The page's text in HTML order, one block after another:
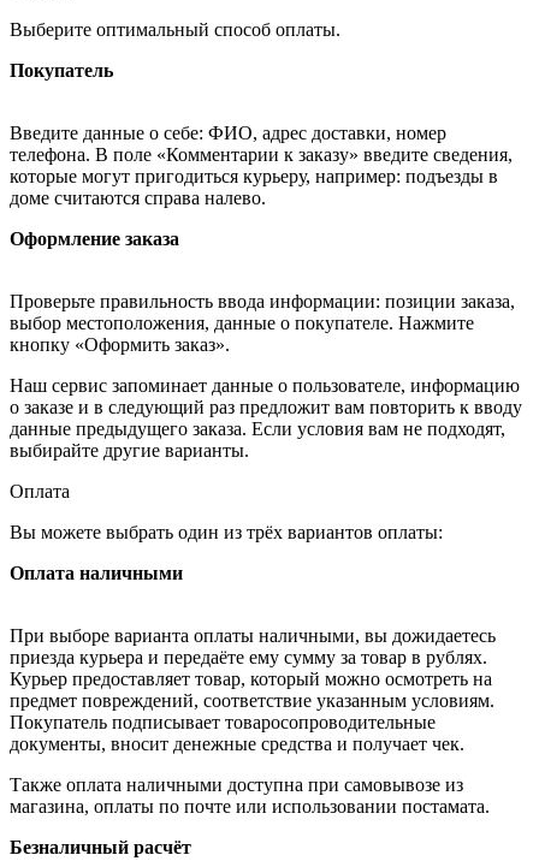
Выберите оптимальный способ оплаты.
Покупатель
Введите данные о себе: ФИО, адрес доставки, номер
телефона. В поле «Комментарии к заказу» введите сведения,
которые могут пригодиться курьеру, например: подъезды в
доме считаются справа налево.
Оформление заказа
Проверьте правильность ввода информации: позиции заказа,
выбор местоположения, данные о покупателе. Нажмите
кнопку «Оформить заказ».
Наш сервис запоминает данные о пользователе, информацию
о заказе и в следующий раз предложит вам повторить к вводу
данные предыдущего заказа. Если условия вам не подходят,
выбирайте другие варианты.
Оплата
Вы можете выбрать один из трёх вариантов оплаты:
Оплата наличными
При выборе варианта оплаты наличными, вы дожидаетесь
приезда курьера и передаёте ему сумму за товар в рублях.
Курьер предоставляет товар, который можно осмотреть на
предмет повреждений, соответствие указанным условиям.
Покупатель подписывает товаросопроводительные
документы, вносит денежные средства и получает чек.
Также оплата наличными доступна при самовывозе из
магазина, оплаты по почте или использовании постамата.
Безналичный расчёт